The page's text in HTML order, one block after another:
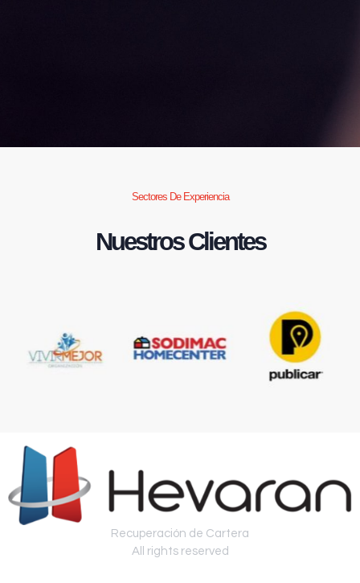
Sectores De Experiencia
Nuestros Clientes
Recuperación de Cartera
All rights reserved